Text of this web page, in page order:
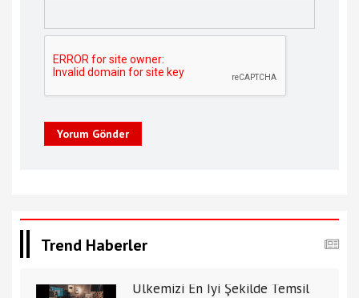
Yorum Gönder
Trend Haberler
Ülkemizi En İyi Şekilde Temsil